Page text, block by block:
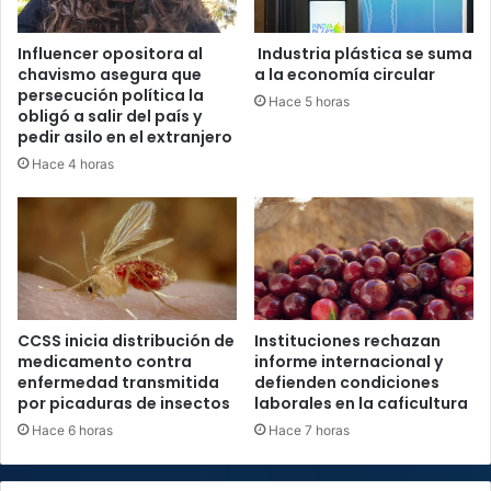
Influencer opositora al
chavismo asegura que
persecución política la
obligó a salir del país y
pedir asilo en el extranjero
Hace 4 horas
Industria plástica se suma
a la economía circular
Hace 5 horas
CCSS inicia distribución de
medicamento contra
enfermedad transmitida
por picaduras de insectos
Hace 6 horas
Instituciones rechazan
informe internacional y
defienden condiciones
laborales en la caficultura
Hace 7 horas